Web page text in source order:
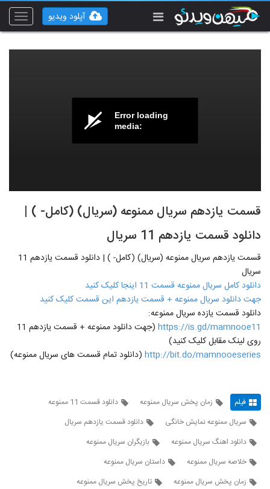
Toggle
آپلود ویدیو
Error loading
media:
قسمت یازدهم سریال ممنوعه (سریال) (کامل- ) |
دانلود قسمت یازدهم 11 سریال
قسمت یازدهم سریال ممنوعه (سریال) (کامل- ) | دانلود قسمت یازدهم 11
سریال
دانلود کامل سریال ممنوعه قسمت 11 اینجا کلیک کنید
جهت دانلود سریال ممنوعه + قسمت یازدهم این قسمت کلیک کنید
دانلود قسمت یازده سریال ممنوعه:
https://is.gd/mamnooe11
(جهت دانلود ممنوعه + قسمت یازدهم 11
روی لینک مقابل کلیک کنید)
http://bit.do/mamnooeseries (دانلود تمام قسمت های سریال ممنوعه)
فیلم زمان پخش سریال ممنوعه
دانلود قسمت 11 ممنوعه
سریال ممنوعه نمایش خانگی
دانلود قسمت یازدهم سریال
دانلود اهنگ سریال ممنوعه
بازیگران سریال ممنوعه
خلاصه سریال ممنوعه
داستان سریال ممنوعه
زمان پخش سریال ممنوعه
تاریخ پخش سریال ممنوعه